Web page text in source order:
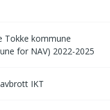
Tokke kommune
for NAV) 2022-2025
IKT